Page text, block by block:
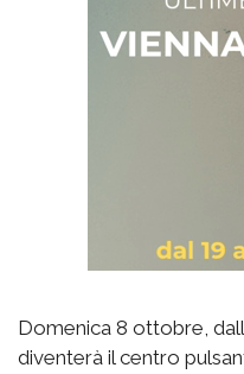
Domenica 8 ottobre,
diventerà il centro